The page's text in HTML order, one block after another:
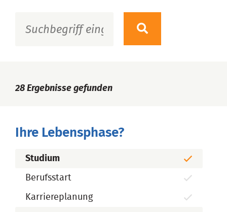
28 Ergebnisse gefunden
Ihre Lebensphase?
Studium
Berufsstart
Karriereplanung